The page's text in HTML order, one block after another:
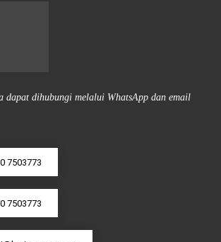
dapat dihubungi melalui WhatsApp dan email
7503773
7503773